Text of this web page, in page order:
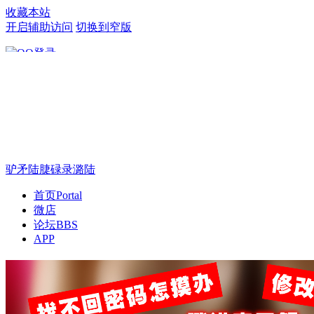
收藏本站
开启辅助访问 切换到窄版
驴矛陆脻碌录潞陆
首页Portal
微店
论坛BBS
APP